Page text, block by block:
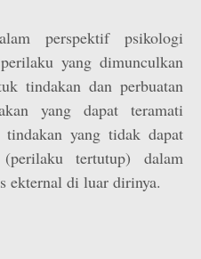
perspektif psikologi
yang dimunculkan
tindakan dan perbuatan
yang dapat teramati
yang tidak dapat
tertutup) dalam
ekternal di luar dirinya.